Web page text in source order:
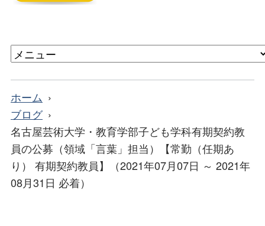
ホーム
ブログ
名古屋芸術大学・教育学部子ども学科有期契約教
員の公募（領域「言葉」担当）【常勤（任期あ
り） 有期契約教員】（2021年07月07日 ～ 2021年
08月31日 必着）